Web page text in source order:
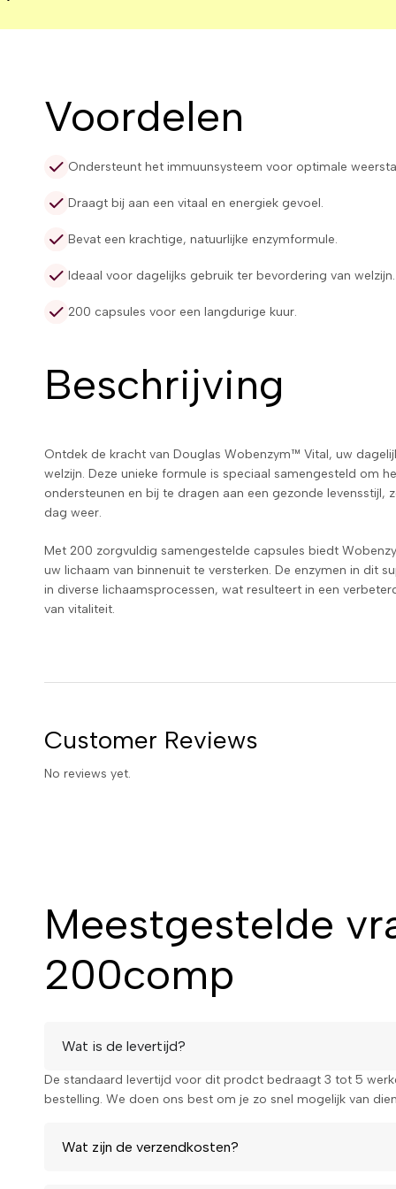
Voordelen
Ondersteunt het immuunsysteem voor optimale
Draagt bij aan een vitaal en energiek gevoel.
Bevat een krachtige, natuurlijke enzymformule.
Ideaal voor dagelijks gebruik ter bevordering van welzijn.
200 capsules voor een langdurige kuur.
Beschrijving
Ontdek de kracht van Douglas Wobenzym™ Vital, uw
welzijn. Deze unieke formule is speciaal samengesteld om
ondersteunen en bij te dragen aan een gezonde levensstijl,
dag weer.
Met 200 zorgvuldig samengestelde capsules biedt
uw lichaam van binnenuit te versterken. De enzymen in dit
in diverse lichaamsprocessen, wat resulteert in een
van vitaliteit.
Customer Reviews
No reviews yet.
Meestgestelde
200comp
Wat is de levertijd?
De standaard levertijd voor dit prodct bedraagt 3 tot 5
bestelling. We doen ons best om je zo snel mogelijk van
Wat zijn de verzendkosten?